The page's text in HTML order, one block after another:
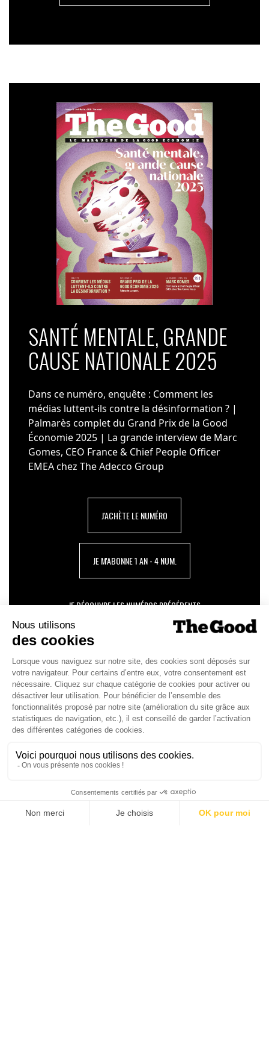
SANTÉ MENTALE, GRANDE
CAUSE NATIONALE 2025
Dans ce numéro, enquête : Comment les
médias luttent-ils contre la désinformation ? |
Palmarès complet du Grand Prix de la Good
Économie 2025 | La grande interview de Marc
Gomes, CEO France & Chief People Officer
EMEA chez The Adecco Group
J'ACHÈTE LE NUMÉRO
JE M'ABONNE 1 AN - 4 NUM.
JE DÉCOUVRE LES NUMÉROS PRÉCÉDENTS
Je suis déjà abonné(e) :
version digitale
SUIVEZ-NOUS